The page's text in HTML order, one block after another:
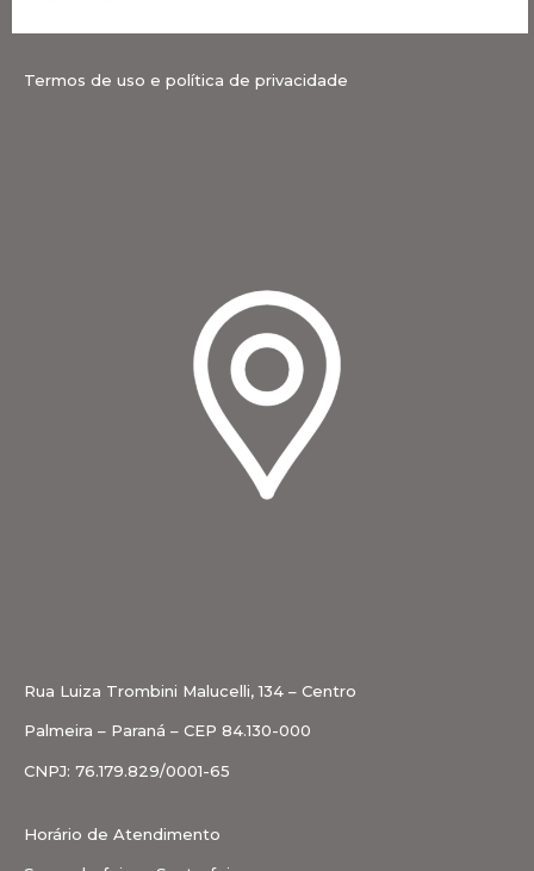
Termos de uso e política de privacidade
Rua Luiza Trombini Malucelli, 134 – Centro
Palmeira – Paraná – CEP 84.130-000
CNPJ: 76.179.829/0001-65
Horário de Atendimento